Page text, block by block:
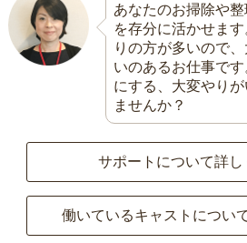
あなたのお掃除や
を存分に活かせま
りの方が多いので
いのあるお仕事で
にする、大変やり
ませんか？
サポートについて詳し
働いているキャストについ